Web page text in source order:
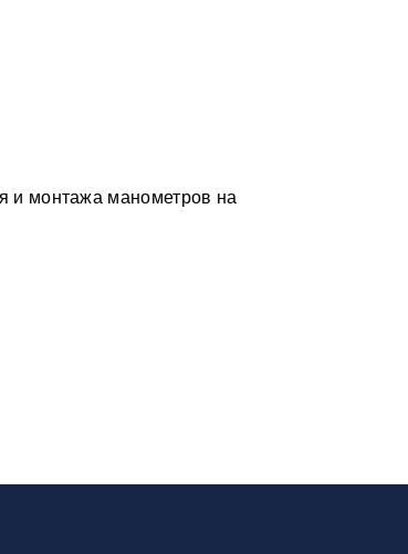
и монтажа манометров на